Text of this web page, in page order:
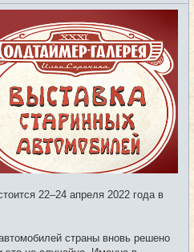
о
щ
е
н
и
е
22–24 апреля 2022 года в
страны вновь решено